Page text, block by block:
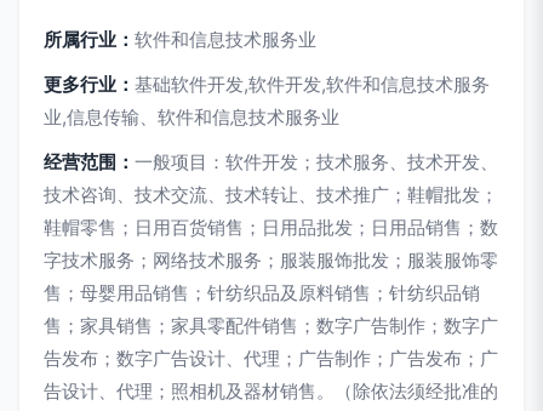
所属行业： 软件和信息技术服务业
更多行业： 基础软件开发,软件开发,软件和信息技术服务
业,信息传输、软件和信息技术服务业
经营范围： 一般项目：软件开发；技术服务、技术开发、
技术咨询、技术交流、技术转让、技术推广；鞋帽批发；
鞋帽零售；日用百货销售；日用品批发；日用品销售；数
字技术服务；网络技术服务；服装服饰批发；服装服饰零
售；母婴用品销售；针纺织品及原料销售；针纺织品销
售；家具销售；家具零配件销售；数字广告制作；数字广
告发布；数字广告设计、代理；广告制作；广告发布；广
告设计、代理；照相机及器材销售。（除依法须经批准的